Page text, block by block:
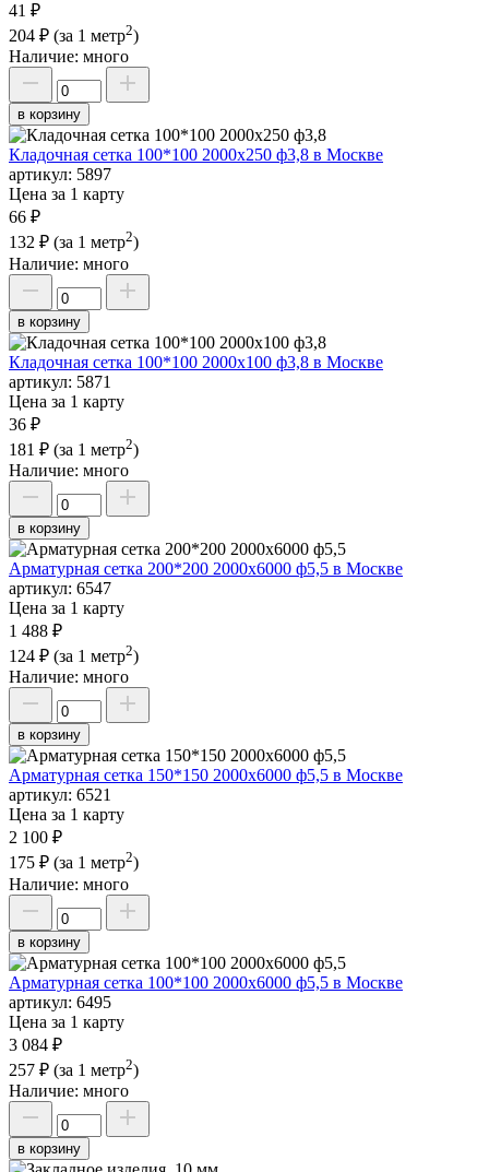
41 ₽
204 ₽ (за 1 метр2)
Наличие: много
в корзину
Кладочная сетка 100*100 2000х250 ф3,8 в Москве
артикул: 5897
Цена за 1 карту
66 ₽
132 ₽ (за 1 метр2)
Наличие: много
в корзину
Кладочная сетка 100*100 2000х100 ф3,8 в Москве
артикул: 5871
Цена за 1 карту
36 ₽
181 ₽ (за 1 метр2)
Наличие: много
в корзину
Арматурная сетка 200*200 2000х6000 ф5,5 в Москве
артикул: 6547
Цена за 1 карту
1 488 ₽
124 ₽ (за 1 метр2)
Наличие: много
в корзину
Арматурная сетка 150*150 2000х6000 ф5,5 в Москве
артикул: 6521
Цена за 1 карту
2 100 ₽
175 ₽ (за 1 метр2)
Наличие: много
в корзину
Арматурная сетка 100*100 2000х6000 ф5,5 в Москве
артикул: 6495
Цена за 1 карту
3 084 ₽
257 ₽ (за 1 метр2)
Наличие: много
в корзину